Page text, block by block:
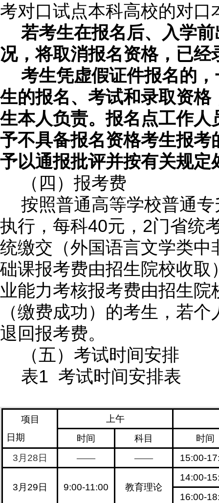
考对口试点本科高校的对口
若考生在报名后、入学
况，将取消报名资格，已
考生凭虚假证件报名的
生的报名、考试和录取资格
生本人负责。报名点工作人
予不具备报名资格考生报考
予以通报批评并按有关规定
（四）报考费
按照普通高等学校普通
执行，每科40元， 2门省统
统缴交（外国语言文学类中
础课报考费由招生院校收取
业能力考核报考费由招生院
（缴费成功）的考生，若
退回报考费。
（五）考试时间安排
表1 考试时间安排表
项目
日期
上午
时间
科目
时间
3 月 28 日 —— —— 15:00-
3 月 29 日 9:00-11:00 教育理论
14:00-
16:00-